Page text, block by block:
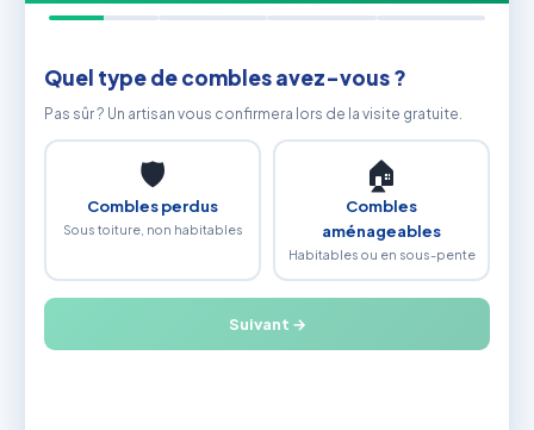
Quel type de combles avez-vous ?
Pas sûr ? Un artisan vous confirmera lors de la visite gratuite.
🛡
Combles perdus
Sous toiture, non habitables
🏠
Combles
aménageables
Habitables ou en sous-pente
Suivant →